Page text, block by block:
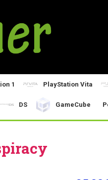
1 PlayStation Vita
DS GameCube